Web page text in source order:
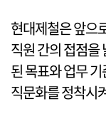
현대제철은 앞으
직원 간의 접점을
된 목표와 업무
직문화를 정착시